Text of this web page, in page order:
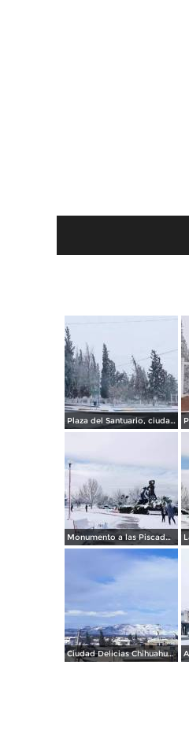
Plaza del Santuario, ciudad Delicias Chihuahua.
Monumento a las Piscadoras, ciudad Delicias Chihuahua.
Ciudad Delicias Chihuahua en Invierno.